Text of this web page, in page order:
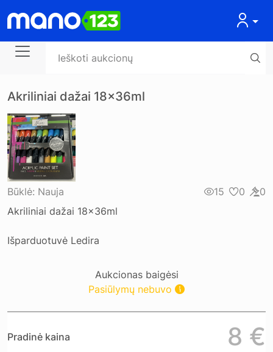
Akriliniai dažai 18x36ml
Aukcionas baigėsi
Pasiūlymų nebuvo
Būklė: Nauja 15 0
0
Akriliniai dažai 18x36ml
Išparduotuvė Ledira
Pradinė kaina 8 €